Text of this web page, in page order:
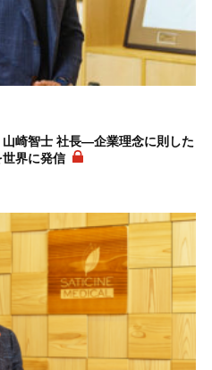
崎智士 社長―企業理念に則した
界に発信